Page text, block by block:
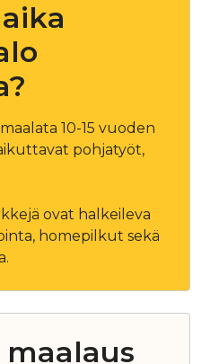
10-15 vuoden
pohjatyöt,
ovat halkeileva
homepilkut sekä